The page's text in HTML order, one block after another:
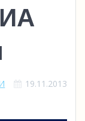
19.11.2013